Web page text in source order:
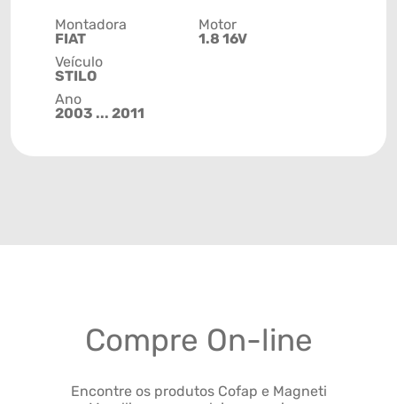
Montadora
FIAT
Veículo
STILO
Ano
2003 ... 2011
Motor
1.8 16V
Compre On-line
Encontre os produtos Cofap e Magneti